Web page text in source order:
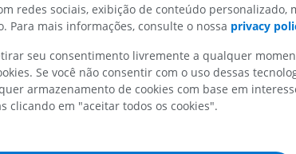
- Osteologia Camundongo
redes sociais, exibição de conteúdo personalizado,
Para mais informações, consulte o nossa privacy
seu consentimento livremente a qualquer
Se você não consentir com o uso dessas
armazenamento de cookies com base em
clicando em "aceitar todos os cookies".